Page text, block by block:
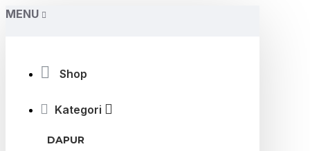
MENU
Shop
Kategori
DAPUR